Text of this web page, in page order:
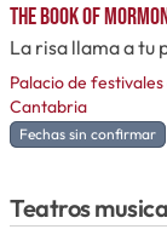
The Book of
La risa llama a tu
Palacio de festivales
Cantabria
Fechas sin confirmar
Teatros